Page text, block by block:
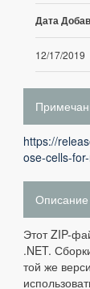
Дата
12/17/2019
https://
ose-cells-
Описание
Этот ZIP-
.NET.
той же